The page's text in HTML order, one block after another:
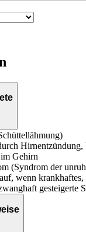
Gehirn
(Syndrom der
wenn krankhaftes,
gesteigerte